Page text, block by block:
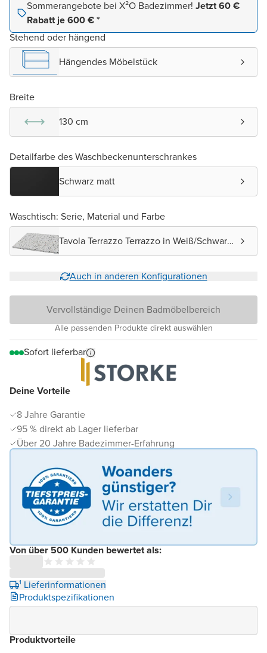
Deine Vorteile
8 Jahre Garantie
95 % direkt ab Lager lieferbar
Über 20 Jahre Badezimmer-Erfahrung
Von über 500 Kunden bewertet als:
¹ Lieferinformationen
Produktspezifikationen
Sommerangebote bei X²O Badezimmer! Jetzt 60 €
Rabatt je 600 € *
Stehend oder hängend
Hängendes Möbelstück
Breite
130 cm
Detailfarbe des Waschbeckenunterschrankes
Schwarz matt
Waschtisch: Serie, Material und Farbe
Tavola Terrazzo Terrazzo in Weiß/Schwarz
Auch in anderen Konfigurationen
Vervollständige Deinen Badmöbelbereich
Alle passenden Produkte direkt auswählen
Sofort lieferbar
Produktvorteile